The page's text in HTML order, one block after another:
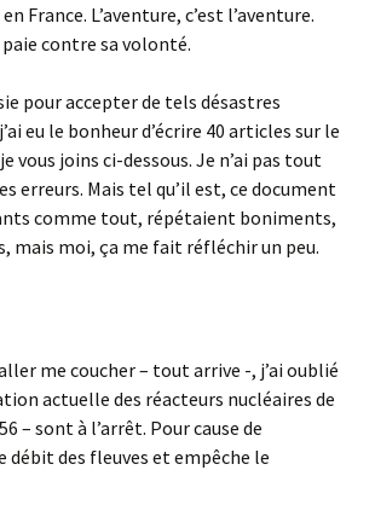
France. L’aventure, c’est l’aventure.
paie contre sa volonté.
pour accepter de tels désastres
eu le bonheur d’écrire 40 articles sur le
vous joins ci-dessous. Je n’ai pas tout
erreurs. Mais tel qu’il est, ce document
comme tout, répétaient boniments,
mais moi, ça me fait réfléchir un peu.
me coucher – tout arrive -, j’ai oublié
actuelle des réacteurs nucléaires de
– sont à l’arrêt. Pour cause de
débit des fleuves et empêche le